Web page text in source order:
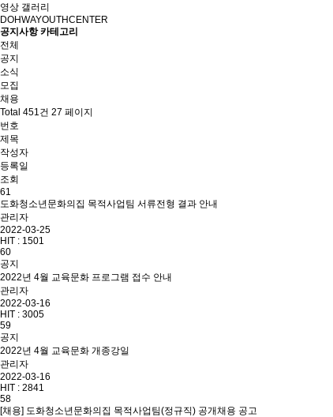
영상 갤러리
DOHWAYOUTHCENTER
공지사항 카테고리
전체
공지
소식
모집
채용
Total 451건 27 페이지
번호
제목
작성자
등록일
조회
61
도화청소년문화의집 목적사업팀 서류전형 결과 안내
관리자
2022-03-25
HIT : 1501
60
공지
2022년 4월 교육문화 프로그램 접수 안내
관리자
2022-03-16
HIT : 3005
59
공지
2022년 4월 교육문화 개종강일
관리자
2022-03-16
HIT : 2841
58
[채용] 도화청소년문화의집 목적사업팀(정규직) 공개채용 공고